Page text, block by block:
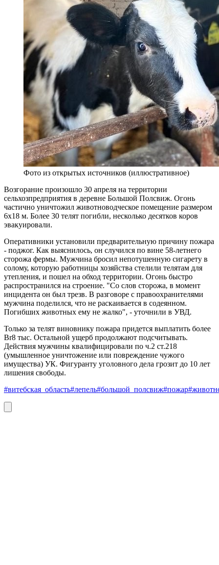
Фото из открытых источников (иллюстративное)
Возгорание произошло 30 апреля на территории
сельхозпредприятия в деревне Большой Полсвиж. Огонь
частично уничтожил животноводческое помещение размером
6х18 м. Более 30 телят погибли, несколько десятков коров
эвакуировали.
Оперативники установили предварительную причину пожара
- поджог. Как выяснилось, он случился по вине 58-летнего
сторожа фермы. Мужчина бросил непотушенную сигарету в
солому, которую работницы хозяйства стелили телятам для
утепления, и пошел на обход территории. Огонь быстро
распространился на строение. "Со слов сторожа, в момент
инцидента он был трезв. В разговоре с правоохранителями
мужчина поделился, что не раскаивается в содеянном.
Погибших животных ему не жалко", - уточнили в УВД.
Только за телят виновнику пожара придется выплатить более
Br8 тыс. Остальной ущерб продолжают подсчитывать.
Действия мужчины квалифицировали по ч.2 ст.218
(умышленное уничтожение или повреждение чужого
имущества) УК. Фигуранту уголовного дела грозит до 10 лет
лишения свободы.
#витебская_область#лепель#большой_полсвиж#пожар